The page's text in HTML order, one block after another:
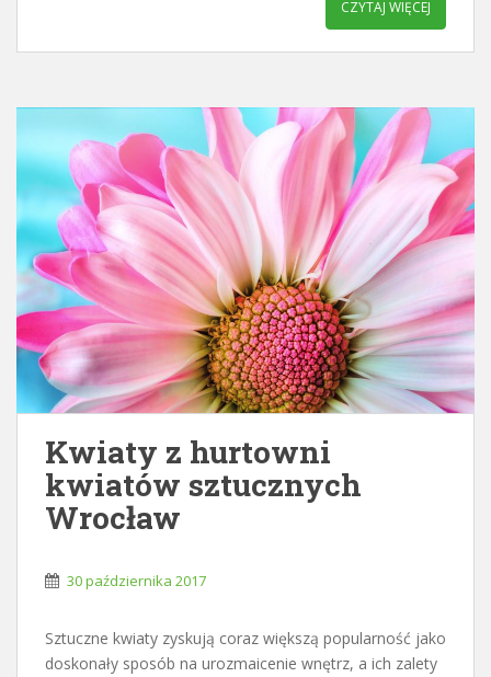
CZYTAJ WIĘCEJ
Kwiaty z hurtowni
kwiatów sztucznych
Wrocław
30 października 2017
Sztuczne kwiaty zyskują coraz większą popularność jako
doskonały sposób na urozmaicenie wnętrz, a ich zalety